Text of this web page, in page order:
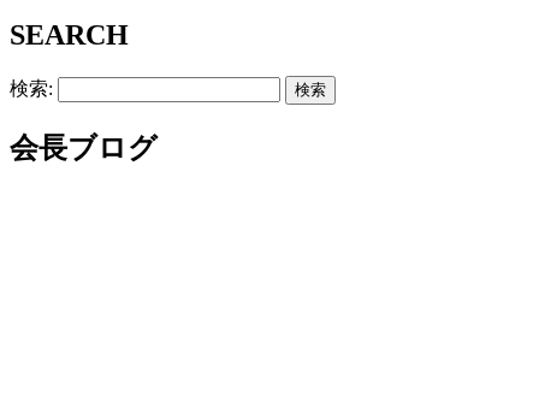
SEARCH
検索:
会長ブログ